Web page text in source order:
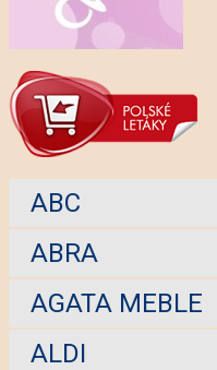
ABC
ABRA
AGATA MEBLE
ALDI